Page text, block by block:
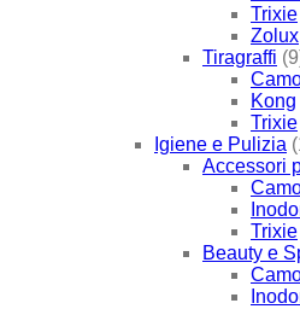
Trixie
Zolux
Tiragraffi
Kong
Trixie
Igiene e Pulizia
Accessori
Trixie
Beauty e